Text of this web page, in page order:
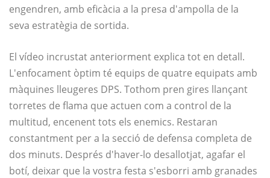
engendren, amb eficàcia a la presa d'ampolla de la
seva estratègia de sortida.
El vídeo incrustat anteriorment explica tot en detall.
L'enfocament òptim té equips de quatre equipats amb
màquines lleugeres DPS. Tothom pren gires llançant
torretes de flama que actuen com a control de la
multitud, encenent tots els enemics. Restaran
constantment per a la secció de defensa completa de
dos minuts. Després d'haver-lo desallotjat, agafar el
botí, deixar que la vostra festa s'esborri amb granades